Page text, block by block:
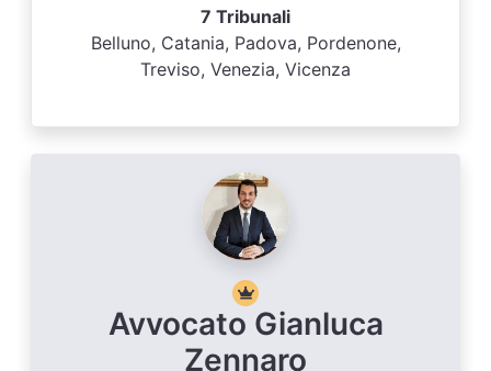
7 Tribunali
Belluno, Catania, Padova, Pordenone,
Treviso, Venezia, Vicenza
Avvocato Gianluca
Zennaro